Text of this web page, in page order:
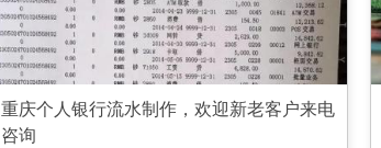
重庆个人银行流水制作，欢迎新老客户来电
咨询